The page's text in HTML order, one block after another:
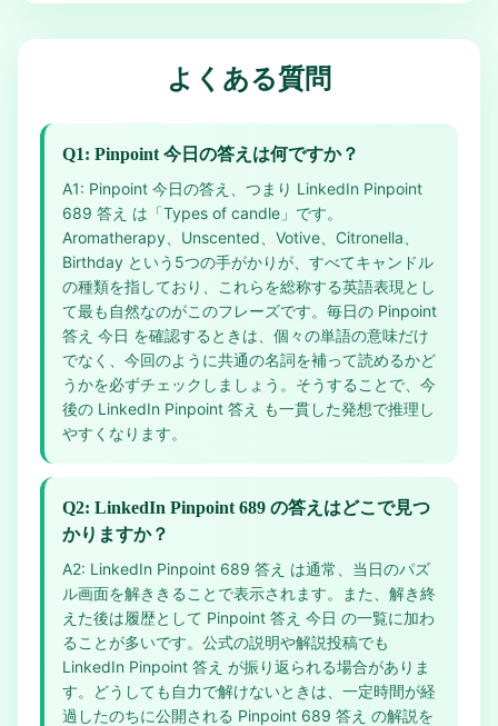
よくある質問
Q1: Pinpoint 今日の答えは何ですか？
A1: Pinpoint 今日の答え、つまり LinkedIn Pinpoint
689 答え は「Types of candle」です。
Aromatherapy、Unscented、Votive、Citronella、
Birthday という5つの手がかりが、すべてキャンドル
の種類を指しており、これらを総称する英語表現とし
て最も自然なのがこのフレーズです。毎日の Pinpoint
答え 今日 を確認するときは、個々の単語の意味だけ
でなく、今回のように共通の名詞を補って読めるかど
うかを必ずチェックしましょう。そうすることで、今
後の LinkedIn Pinpoint 答え も一貫した発想で推理し
やすくなります。
Q2: LinkedIn Pinpoint 689 の答えはどこで見つ
かりますか？
A2: LinkedIn Pinpoint 689 答え は通常、当日のパズ
ル画面を解ききることで表示されます。また、解き終
えた後は履歴として Pinpoint 答え 今日 の一覧に加わ
ることが多いです。公式の説明や解説投稿でも
LinkedIn Pinpoint 答え が振り返られる場合がありま
す。どうしても自力で解けないときは、一定時間が経
過したのちに公開される Pinpoint 689 答え の解説を